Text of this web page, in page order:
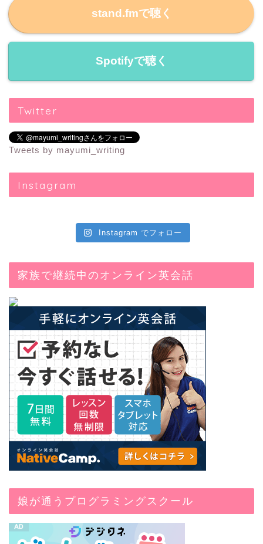
stand.fmで聴く
Spotifyで聴く
Twitter
Tweets by mayumi_writing
Instagram
Instagram でフォロー
家族で継続中のオンライン英会話
娘が通うプログラミングスクール